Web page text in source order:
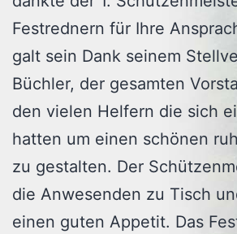
Festrednern für Ihre
galt sein Dank seinem
Büchler, der gesamten
den vielen Helfern die sich
hatten um einen schönen
zu gestalten. Der
die Anwesenden zu Tisch
einen guten Appetit. Das